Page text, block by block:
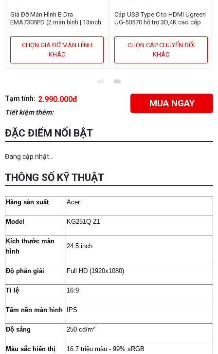
Giá Đỡ Màn Hình E-Dra
EMA7305PD (2 màn hình | 13inch
CHỌN GIÁ ĐỠ MÀN HÌNH
KHÁC
Cáp USB Type C to HDMI Ugreen
UG-50570 hỗ trợ 3D,4K cao cấp
CHỌN CÁP CHUYỂN ĐỔI
KHÁC
Tạm tính: 2.990.000đ
Tiết kiệm thêm:
MUA NGAY
ĐẶC ĐIỂM NỔI BẬT
Đang cập nhật...
THÔNG SỐ KỸ THUẬT
Hãng sản xuất Acer
Model KG251Q Z1
Kích thước màn
hình
24.5 inch
Độ phân giải Full HD (1920x1080)
Tỉ lệ 16:9
Tấm nền màn hình IPS
Độ sáng 250 cd/m²
Màu sắc hiển thị 16.7 triệu màu - 99% sRGB